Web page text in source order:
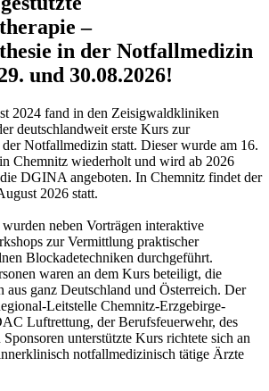
–
in der Notfallmedizin
und 30.08.2026!
2024 fand in den Zeisigwaldkliniken
deutschlandweit erste Kurs zur
Notfallmedizin statt. Dieser wurde am 16.
Chemnitz wiederholt und wird ab 2026
DGINA angeboten. In Chemnitz findet der
2026 statt.
neben Vorträgen interaktive
zur Vermittlung praktischer
Blockadetechniken durchgeführt.
waren an dem Kurs beteiligt, die
aus ganz Deutschland und Österreich. Der
Leitstelle Chemnitz-Erzgebirge-
Luftrettung, der Berufsfeuerwehr, des
unterstützte Kurs richtete sich an
notfallmedizinisch tätige Ärzte